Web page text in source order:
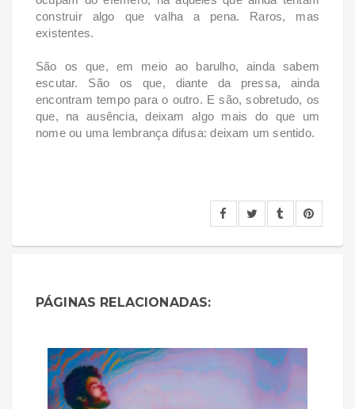
construir algo que valha a pena. Raros, mas
existentes.
São os que, em meio ao barulho, ainda sabem
escutar. São os que, diante da pressa, ainda
encontram tempo para o outro. E são, sobretudo, os
que, na ausência, deixam algo mais do que um
nome ou uma lembrança difusa: deixam um sentido.
PÁGINAS RELACIONADAS: